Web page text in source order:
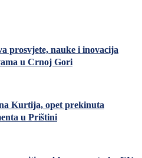
prosvjete, nauke i inovacija
u Crnoj Gori
Kurtija, opet prekinuta
u Prištini